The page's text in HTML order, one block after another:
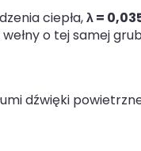
ciepła,λ=
o tej samej
dźwięki